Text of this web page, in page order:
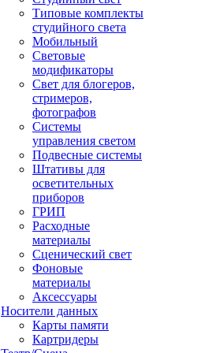
Типовые комплекты
студийного света
Мобильный
Световые
модификаторы
Свет для блогеров,
стримеров,
фотографов
Системы
управления светом
Подвесные системы
Штативы для
осветительных
приборов
ГРИП
Расходные
материалы
Сценический свет
Фоновые
материалы
Аксессуары
Носители данных
Карты памяти
Картридеры